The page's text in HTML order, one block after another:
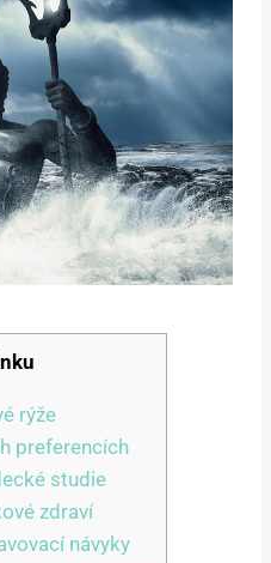
rýže
preferencích
studie
zdraví
návyky